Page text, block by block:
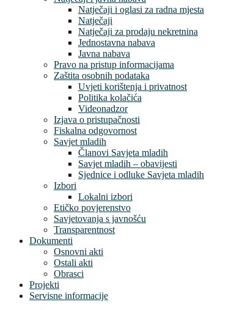
Natječaji i oglasi za radna mjesta
Natječaji
Natječaji za prodaju nekretnina
Jednostavna nabava
Javna nabava
Pravo na pristup informacijama
Zaštita osobnih podataka
Uvjeti korištenja i privatnost
Politika kolačića
Videonadzor
Izjava o pristupačnosti
Fiskalna odgovornost
Savjet mladih
Članovi Savjeta mladih
Savjet mladih – obavijesti
Sjednice i odluke Savjeta mladih
Izbori
Lokalni izbori
Etičko povjerenstvo
Savjetovanja s javnošću
Transparentnost
Dokumenti
Osnovni akti
Ostali akti
Obrasci
Projekti
Servisne informacije